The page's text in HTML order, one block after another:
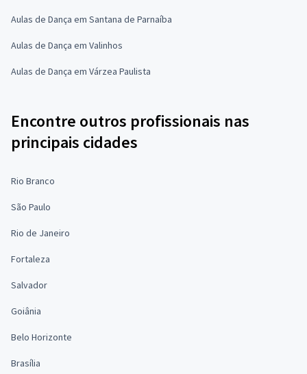
Aulas de Dança em Santana de Parnaíba
Aulas de Dança em Valinhos
Aulas de Dança em Várzea Paulista
Encontre outros profissionais nas
principais cidades
Rio Branco
São Paulo
Rio de Janeiro
Fortaleza
Salvador
Goiânia
Belo Horizonte
Brasília